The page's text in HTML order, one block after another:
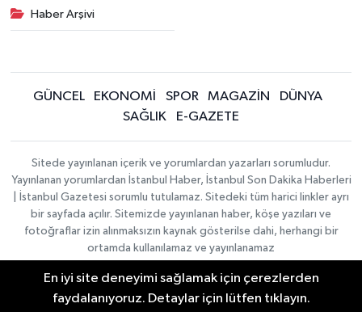
Haber Arşivi
GÜNCEL EKONOMİ SPOR MAGAZİN
DÜNYA
SAĞLIK
E-GAZETE
Sitede yayınlanan içerik ve yorumlardan yazarları sorumludur.
Yayınlanan yorumlardan İstanbul Haber, İstanbul Son Dakika Haberleri
| İstanbul Gazetesi sorumlu tutulamaz. Sitedeki tüm harici linkler ayrı
bir sayfada açılır. Sitemizde yayınlanan haber, köşe yazıları ve
fotoğraflar izin alınmaksızın kaynak gösterilse dahi, herhangi bir
ortamda kullanılamaz ve yayınlanamaz
İletişim
Künye
KURUMSAL
Haber Yazılımı:TE Bilişim |
En iyi site deneyimi sağlamak için çerezlerden
faydalanıyoruz. Detaylar için lütfen tıklayın.